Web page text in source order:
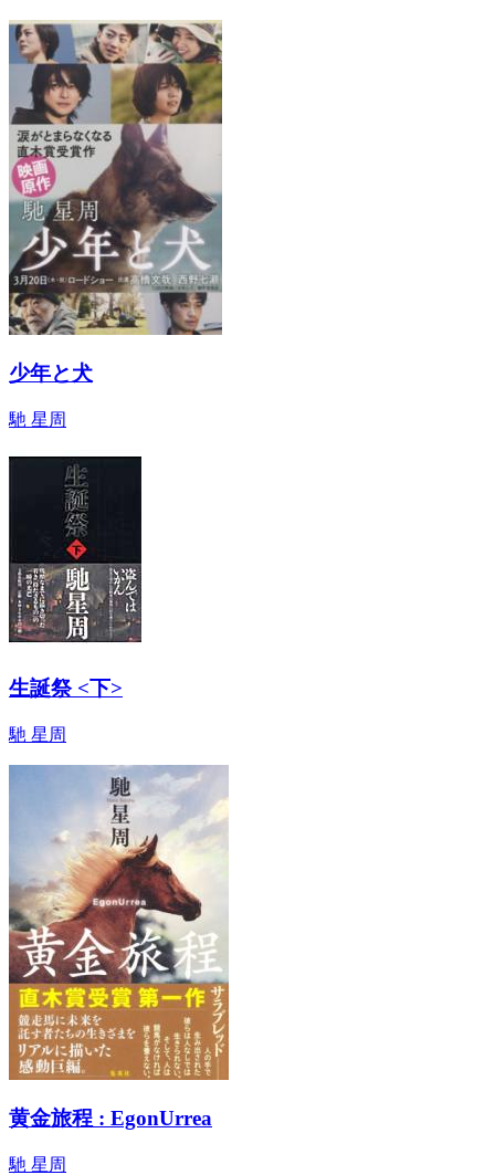
少年と犬
馳 星周
生誕祭 <下>
馳 星周
黄金旅程 : EgonUrrea
馳 星周